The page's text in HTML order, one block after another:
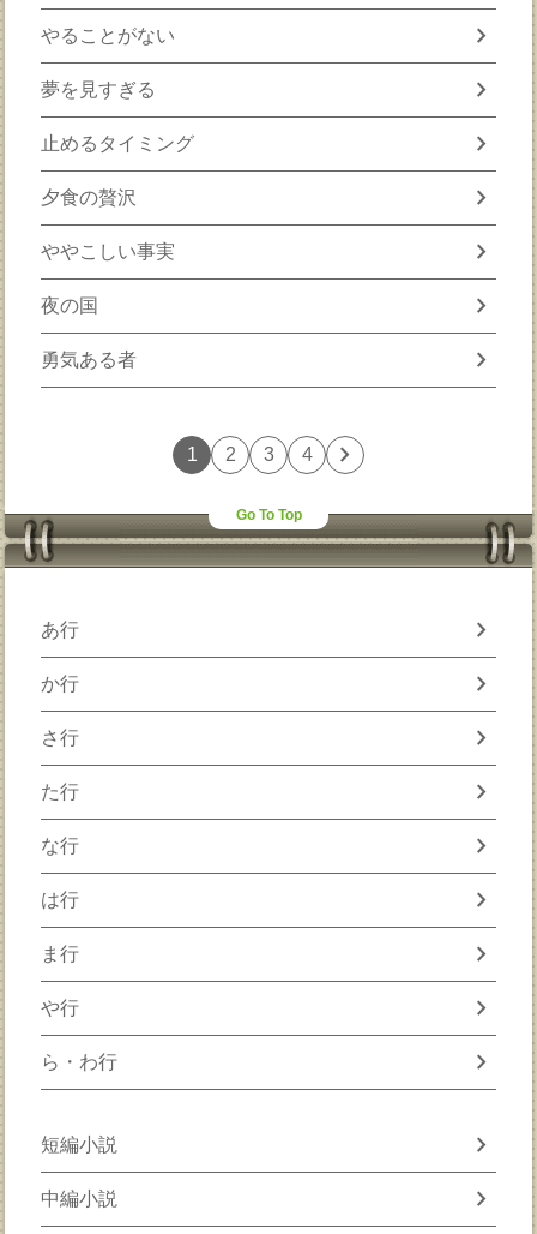
やることがない chevron_right
夢を見すぎる chevron_right
止めるタイミング chevron_right
夕食の贅沢 chevron_right
ややこしい事実 chevron_right
夜の国 chevron_right
勇気ある者 chevron_right
1 2 3 4 chevron_right
Go To Top
あ行 chevron_right
か行 chevron_right
さ行 chevron_right
た行 chevron_right
な行 chevron_right
は行 chevron_right
ま行 chevron_right
や行 chevron_right
ら・わ行 chevron_right
短編小説 chevron_right
中編小説 chevron_right